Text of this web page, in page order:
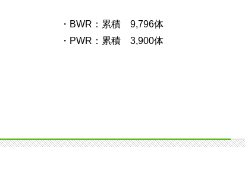
・BWR：累積 9,796体
・PWR：累積 3,900体